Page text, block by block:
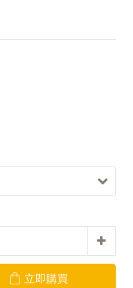
立即購買